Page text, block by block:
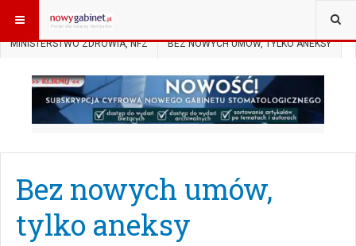
JESTEŚ TUTAJ: START
MINISTERSTWO ZDROWIA, NFZ BEZ NOWYCH UMÓW, TYLKO ANEKSY
Bez nowych umów,
tylko aneksy